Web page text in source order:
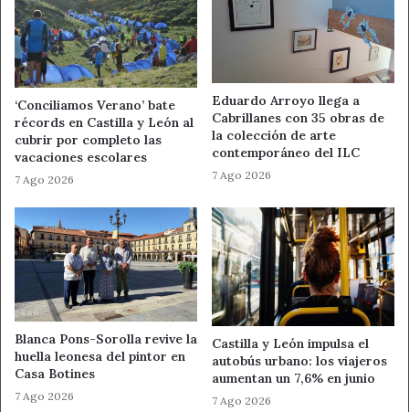
un reconocimiento legal actualizado.
Una reivindicación que también se
escucha en León
La reclamación tiene eco en León, donde la jornada del
12 de mayo se desarrolla en un contexto sanitario
especialmente reivindicativo. El debate sobre el
reconocimiento profesional, la coordinación de los
equipos y la mejora de la atención al paciente forma
parte también de la agenda sanitaria leonesa.
En este escenario, SAE defiende que la celebración del
Día del Técnico de Enfermería debe servir para visibilizar
una labor que considera fundamental en la asistencia
diaria. El sindicato recalca que la calidad del cuidado
depende del trabajo conjunto de los distintos perfiles que
‘Conciliamos Verano’ bate
récords en Castilla y León al
cubrir por completo las
vacaciones escolares
7 Ago 2026
Eduardo Arroyo llega a
Cabrillanes con 35 obras de
la colección de arte
contemporáneo del ILC
7 Ago 2026
Blanca Pons-Sorolla revive la
huella leonesa del pintor en
Casa Botines
7 Ago 2026
Castilla y León impulsa el
autobús urbano: los viajeros
aumentan un 7,6% en junio
7 Ago 2026